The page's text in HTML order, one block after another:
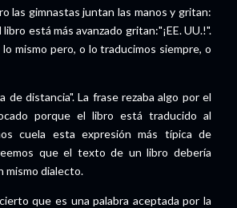
las gimnastas juntan las manos y gritan:
libro está más avanzado gritan:"¡EE. UU.!".
lo mismo pero, o lo traducimos siempre, o
de distancia". La frase rezaba algo por el
porque el libro está traducido al
cuela esta expresión más típica de
que el texto de un libro debería
mismo dialecto.
que es una palabra aceptada por la